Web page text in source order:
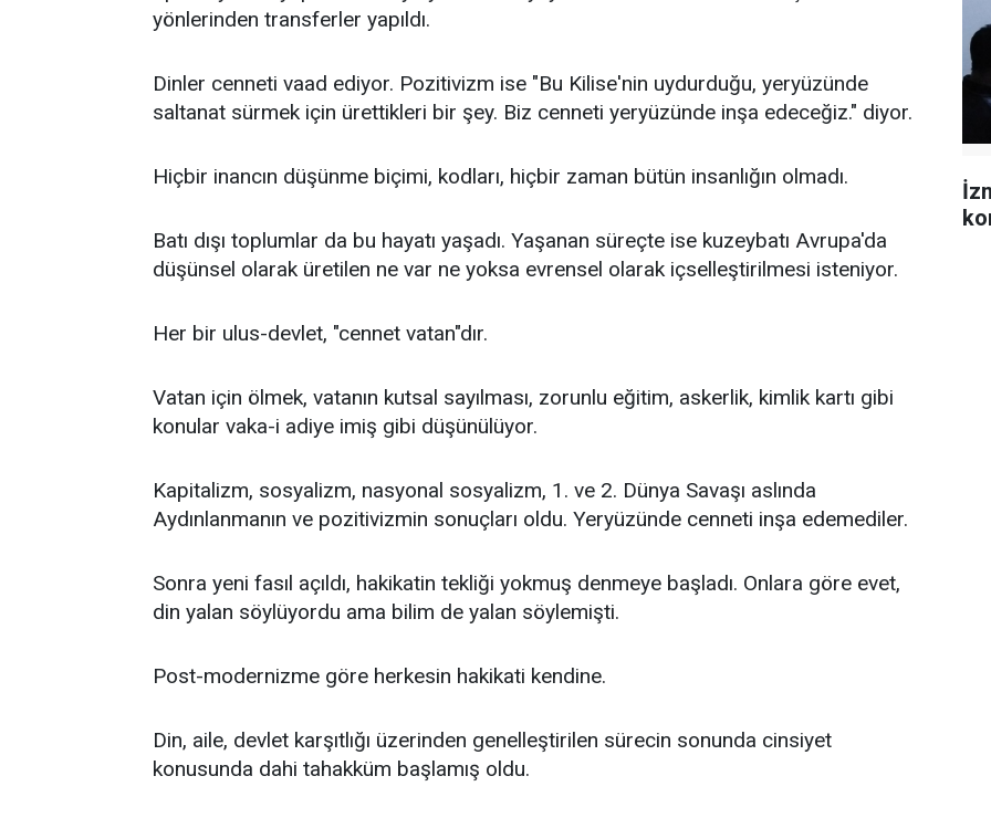
yönlerinden transferler yapıldı.
Dinler cenneti vaad ediyor. Pozitivizm ise "Bu Kilise'nin uydurduğu, yeryüzünde
saltanat sürmek için ürettikleri bir şey. Biz cenneti yeryüzünde inşa edeceğiz." diyor.
Hiçbir inancın düşünme biçimi, kodları, hiçbir zaman bütün insanlığın olmadı.
Batı dışı toplumlar da bu hayatı yaşadı. Yaşanan süreçte ise kuzeybatı Avrupa'da
düşünsel olarak üretilen ne var ne yoksa evrensel olarak içselleştirilmesi isteniyor.
Her bir ulus-devlet, "cennet vatan"dır.
Vatan için ölmek, vatanın kutsal sayılması, zorunlu eğitim, askerlik, kimlik kartı gibi
konular vaka-i adiye imiş gibi düşünülüyor.
Kapitalizm, sosyalizm, nasyonal sosyalizm, 1. ve 2. Dünya Savaşı aslında
Aydınlanmanın ve pozitivizmin sonuçları oldu. Yeryüzünde cenneti inşa edemediler.
Sonra yeni fasıl açıldı, hakikatin tekliği yokmuş denmeye başladı. Onlara göre evet,
din yalan söylüyordu ama bilim de yalan söylemişti.
Post-modernizme göre herkesin hakikati kendine.
Din, aile, devlet karşıtlığı üzerinden genelleştirilen sürecin sonunda cinsiyet
konusunda dahi tahakküm başlamış oldu.